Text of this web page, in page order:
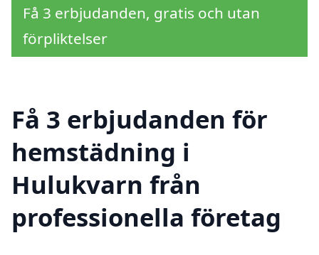
Få 3 erbjudanden, gratis och utan
förpliktelser
Få 3 erbjudanden för
hemstädning i
Hulukvarn från
professionella företag